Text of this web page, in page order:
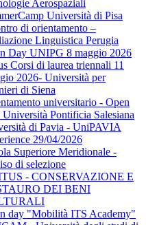
Aerospaziali
Università di Pisa
di orientamento –
Linguistica Perugia
Day UNIPG 8 maggio 2026
Corsi di laurea triennali 11
2026- Università per
di Siena
universitario - Open
Pontificia Salesiana
di Pavia - UniPAVIA
29/04/2026
Superiore Meridionale -
di selezione
- CONSERVAZIONE E
DEI BENI
day "Mobilità ITS Academy"